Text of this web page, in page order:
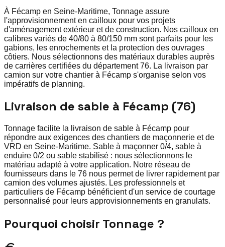
À Fécamp en Seine-Maritime, Tonnage assure
l'approvisionnement en cailloux pour vos projets
d'aménagement extérieur et de construction. Nos cailloux en
calibres variés de 40/80 à 80/150 mm sont parfaits pour les
gabions, les enrochements et la protection des ouvrages
côtiers. Nous sélectionnons des matériaux durables auprès
de carrières certifiées du département 76. La livraison par
camion sur votre chantier à Fécamp s'organise selon vos
impératifs de planning.
Livraison de sable à Fécamp (76)
Tonnage facilite la livraison de sable à Fécamp pour
répondre aux exigences des chantiers de maçonnerie et de
VRD en Seine-Maritime. Sable à maçonner 0/4, sable à
enduire 0/2 ou sable stabilisé : nous sélectionnons le
matériau adapté à votre application. Notre réseau de
fournisseurs dans le 76 nous permet de livrer rapidement par
camion des volumes ajustés. Les professionnels et
particuliers de Fécamp bénéficient d'un service de courtage
personnalisé pour leurs approvisionnements en granulats.
Pourquoi choisir Tonnage ?